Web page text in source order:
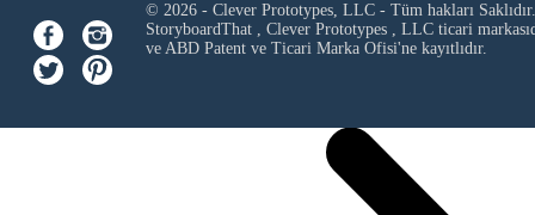
© 2026 - Clever Prototypes, LLC - Tüm hakları Saklıdır.
StoryboardThat , Clever Prototypes , LLCticari
ve ABD Patent ve Ticari Marka Ofisi'ne kayıtlıdır.